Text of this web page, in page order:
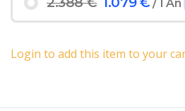
/ 1 An
Login to add this item to your